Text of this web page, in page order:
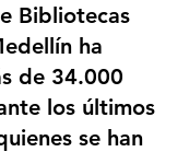
Bibliotecas
ha
de 34.000
los últimos
se han